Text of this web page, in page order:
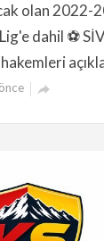
olan 2022-
dahil ⚽
